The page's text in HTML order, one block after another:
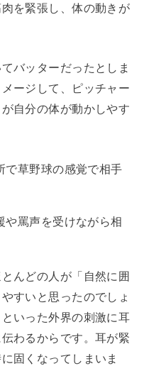
を緊張し、体の動きが
バッターだったとしま
ージして、ピッチャー
自分の体が動かしやす
で草野球の感覚で相手
や罵声を受けながら相
んどの人が「自然に囲
すいと思ったのでしょ
いった外界の刺激に耳
わるからです。耳が緊
固くなってしまいま